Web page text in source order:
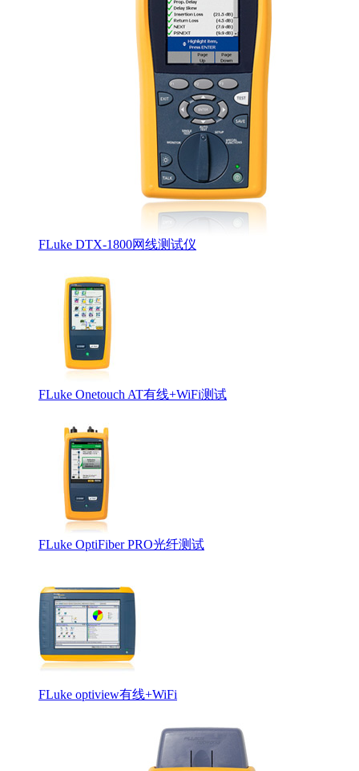
Softing认证工程师证书
FLuke DTX-1800网线测试仪
FLuke Onetouch AT有线+WiFi测试
FLuke OptiFiber PRO光纤测试
FLuke optiview有线+WiFi